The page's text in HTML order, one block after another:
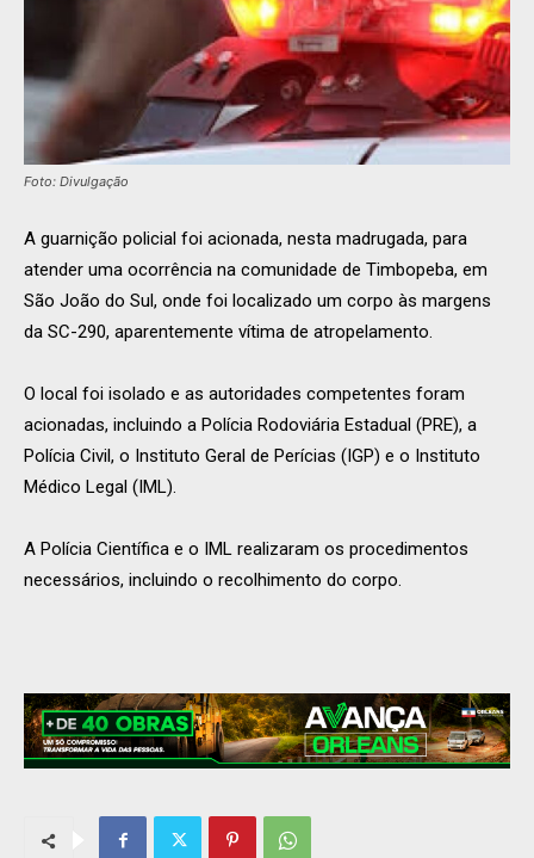
Foto: Divulgação
A guarnição policial foi acionada, nesta madrugada, para
atender uma ocorrência na comunidade de Timbopeba, em
São João do Sul, onde foi localizado um corpo às margens
da SC-290, aparentemente vítima de atropelamento.
O local foi isolado e as autoridades competentes foram
acionadas, incluindo a Polícia Rodoviária Estadual (PRE), a
Polícia Civil, o Instituto Geral de Perícias (IGP) e o Instituto
Médico Legal (IML).
A Polícia Científica e o IML realizaram os procedimentos
necessários, incluindo o recolhimento do corpo.